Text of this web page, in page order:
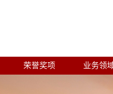
荣誉奖项 业务领